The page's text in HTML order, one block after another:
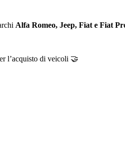
Alfa Romeo, Jeep, Fiat e Fiat
l’acquisto di veicoli 🤝